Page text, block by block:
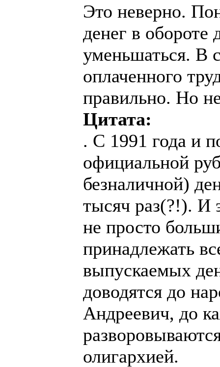
Это неверно.
денег в обороте
уменьшаться. В
оплаченного
правильно. Но
Цитата:
. С 1991 года и
официальной
безналичной)
тысяч раз(?!). И
не просто
принадлежать
выпускаемых
доводятся до
Андреевич, до
олигархией.